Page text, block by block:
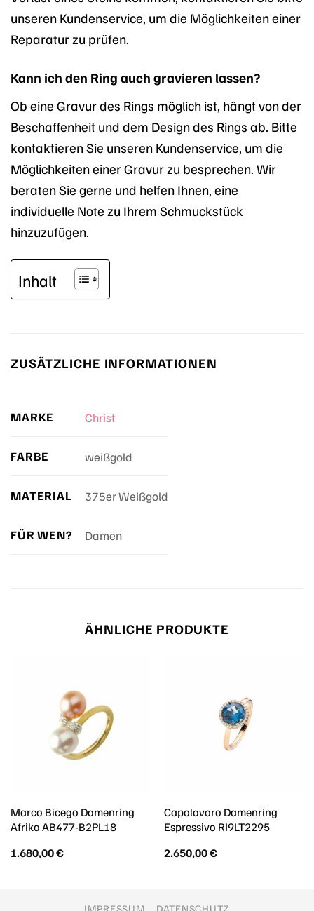
unseren Kundenservice, um die Möglichkeiten einer
Reparatur zu prüfen.
Kann ich den Ring auch gravieren lassen?
Ob eine Gravur des Rings möglich ist, hängt von der
Beschaffenheit und dem Design des Rings ab. Bitte
kontaktieren Sie unseren Kundenservice, um die
Möglichkeiten einer Gravur zu besprechen. Wir
beraten Sie gerne und helfen Ihnen, eine
individuelle Note zu Ihrem Schmuckstück
hinzuzufügen.
Inhalt
ZUSÄTZLICHE INFORMATIONEN
MARKE Christ
FARBE weißgold
MATERIAL 375er Weißgold
FÜR WEN? Damen
ÄHNLICHE PRODUKTE
Marco Bicego Damenring
Afrika AB477-B2PL18
1.680,00€
Capolavoro Damenring
Espressivo RI9LT2295
2.650,00€
IMPRESSUM DATENSCHUTZ